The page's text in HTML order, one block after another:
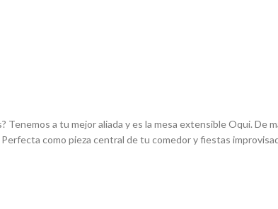
Tenemos a tu mejor aliada y es la mesa extensible Oqui. De
como pieza central de tu comedor y fiestas